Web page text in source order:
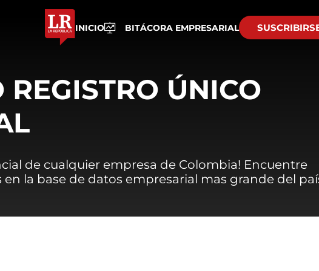
INICIO BITÁCORA EMPRESARIAL
REGISTRO ÚNICO
de cualquier empresa de Colombia! Encuentre
en la base de datos empresarial mas grande del